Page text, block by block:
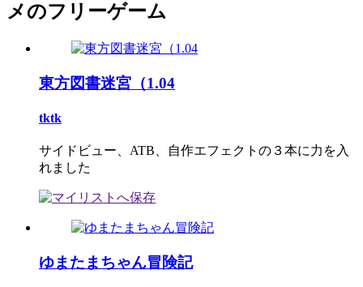
メのフリーゲーム
東方図書迷宮（1.04
tktk
サイドビュー、ATB、自作エフェクトの３本に力を入
れました
ゆまたまちゃん冒険記